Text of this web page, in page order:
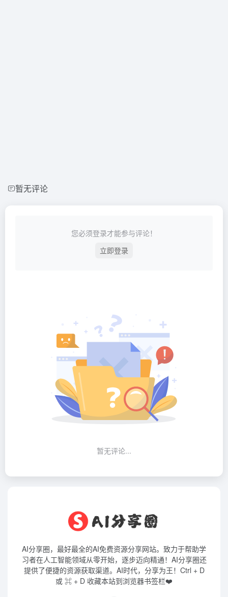
暂无评论
您必须登录才能参与评论！
立即登录
暂无评论...
AI分享圈，最好最全的AI免费资源分享网站。致力于帮助学
习者在人工智能领域从零开始，逐步迈向精通！AI分享圈还
提供了便捷的资源获取渠道。AI时代，分享为王！Ctrl + D
或 ⌘ + D 收藏本站到浏览器书签栏❤️